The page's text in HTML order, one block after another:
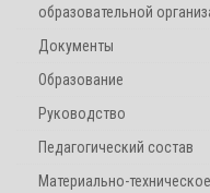
образовательной
Документы
Образование
Руководство
Педагогический состав
Материально-